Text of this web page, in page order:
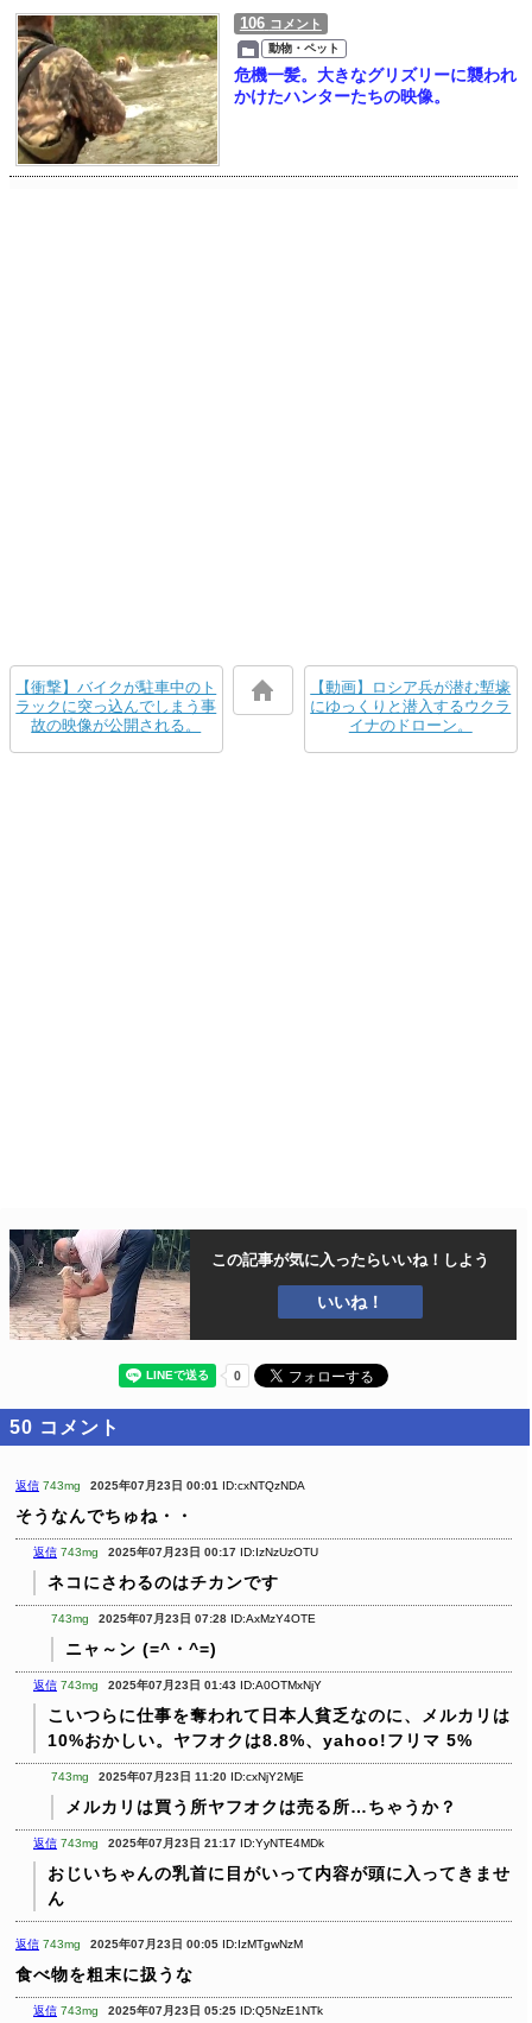
106 コメント
動物・ペット
危機一髪。大きなグリズリーに襲われ
かけたハンターたちの映像。
【衝撃】バイクが駐車中のト
ラックに突っ込んでしまう事
故の映像が公開される。
【動画】ロシア兵が潜む塹壕
にゆっくりと潜入するウクラ
イナのドローン。
この記事が気に入ったらいいね！しよう
いいね！
50 コメント
返信 743mg 2025年07月23日 00:01 ID:cxNTQzNDA
そうなんでちゅね・・
返信 743mg 2025年07月23日 00:17 ID:IzNzUzOTU
ネコにさわるのはチカンです
743mg 2025年07月23日 07:28 ID:AxMzY4OTE
ニャ～ン (=^・^=)
返信 743mg 2025年07月23日 01:43 ID:A0OTMxNjY
こいつらに仕事を奪われて日本人貧乏なのに、メルカリは
10%おかしい。ヤフオクは8.8%、yahoo!フリマ 5%
743mg 2025年07月23日 11:20 ID:cxNjY2MjE
メルカリは買う所ヤフオクは売る所…ちゃうか？
返信 743mg 2025年07月23日 21:17 ID:YyNTE4MDk
おじいちゃんの乳首に目がいって内容が頭に入ってきませ
ん
返信 743mg 2025年07月23日 00:05 ID:IzMTgwNzM
食べ物を粗末に扱うな
返信 743mg 2025年07月23日 05:25 ID:Q5NzE1NTk